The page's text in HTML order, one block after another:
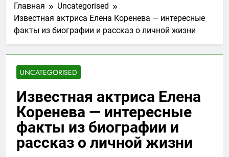
Главная
Uncategorised
Известная актриса Елена Коренева — интересные
факты из биографии и рассказ о личной жизни
UNCATEGORISED
Известная актриса Елена
Коренева — интересные
факты из биографии и
рассказ о личной жизни